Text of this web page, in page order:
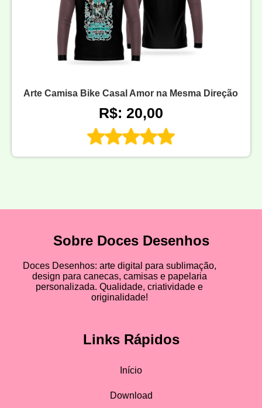
Arte Camisa Bike Casal Amor na Mesma Direção
R$: 20,00
Sobre Doces Desenhos
Doces Desenhos: arte digital para sublimação,
design para canecas, camisas e papelaria
personalizada. Qualidade, criatividade e
originalidade!
Links Rápidos
Início
Download